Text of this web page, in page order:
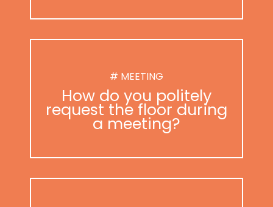
# MEETING
How do you politely
request the floor during
a meeting?